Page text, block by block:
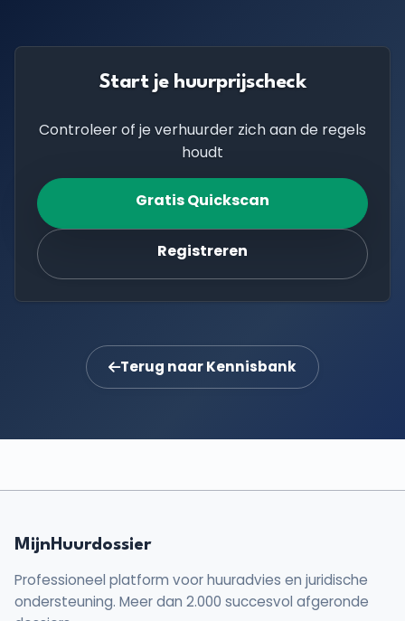
Start je huurprijscheck
Controleer of je verhuurder zich aan de regels
houdt
Gratis Quickscan
Registreren
Terug naar Kennisbank
MijnHuurdossier
Professioneel platform voor huuradvies en juridische
ondersteuning. Meer dan 2.000 succesvol afgeronde